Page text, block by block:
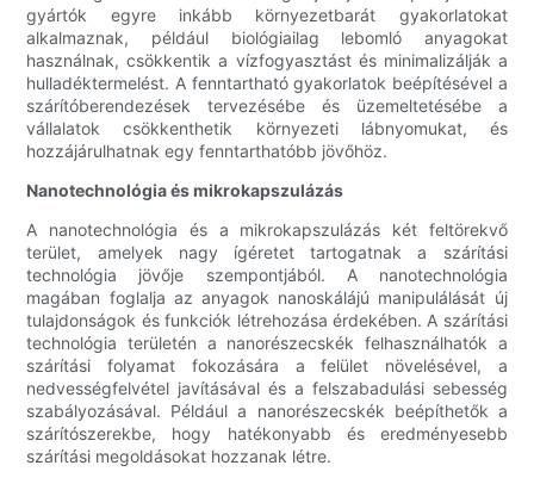
gyártók egyre inkább környezetbarát gyakorlatokat
alkalmaznak, például biológiailag lebomló anyagokat
használnak, csökkentik a vízfogyasztást és minimalizálják a
hulladéktermelést. A fenntartható gyakorlatok beépítésével a
szárítóberendezések tervezésébe és üzemeltetésébe a
vállalatok csökkenthetik környezeti lábnyomukat, és
hozzájárulhatnak egy fenntarthatóbb jövőhöz.
Nanotechnológia és mikrokapszulázás
A nanotechnológia és a mikrokapszulázás két feltörekvő
terület, amelyek nagy ígéretet tartogatnak a szárítási
technológia jövője szempontjából. A nanotechnológia
magában foglalja az anyagok nanoskálájú manipulálását új
tulajdonságok és funkciók létrehozása érdekében. A szárítási
technológia területén a nanorészecskék felhasználhatók a
szárítási folyamat fokozására a felület növelésével, a
nedvességfelvétel javításával és a felszabadulási sebesség
szabályozásával. Például a nanorészecskék beépíthetők a
szárítószerekbe, hogy hatékonyabb és eredményesebb
szárítási megoldásokat hozzanak létre.